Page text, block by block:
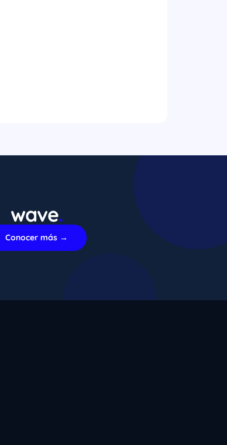
wave.
Conocer más →
xImenA
En línea ahora